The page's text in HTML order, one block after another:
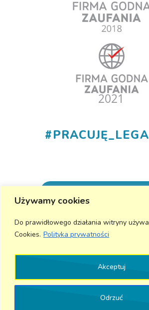
Używamy cookies
Do prawidłowego działania witryny
Cookies. Polityka prywatności
Odrzuć
Akceptuj
#
+48 530 555